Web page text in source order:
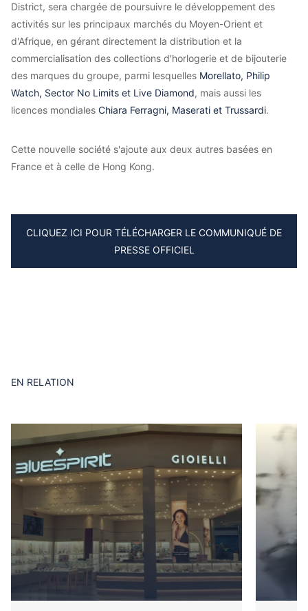
District, sera chargée de poursuivre le développement des
activités sur les principaux marchés du Moyen-Orient et
d'Afrique, en gérant directement la distribution et la
commercialisation des collections d'horlogerie et de bijouterie
des marques du groupe, parmi lesquelles Morellato, Philip
Watch, Sector No Limits et Live Diamond, mais aussi les
licences mondiales Chiara Ferragni, Maserati et Trussardi.
Cette nouvelle société s'ajoute aux deux autres basées en
France et à celle de Hong Kong.
CLIQUEZ ICI POUR TÉLÉCHARGER LE COMMUNIQUÉ DE
PRESSE OFFICIEL
EN RELATION